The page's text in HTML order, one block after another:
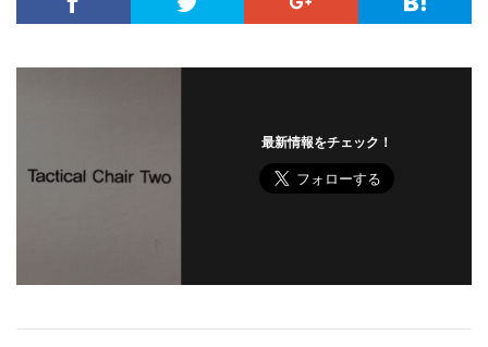
最新情報をチェック！